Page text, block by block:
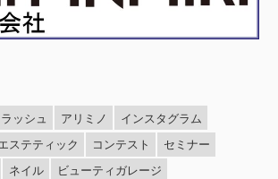
ッシュ アリミノ
インスタグラム
ステティック コンテスト
セミナー
ネイル
ビューティガレージ